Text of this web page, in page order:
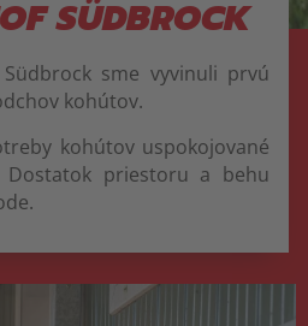
SÜDBROCK
sme vyvinuli prvú
kohútov.
kohútov uspokojované
Dostatok priestoru a behu